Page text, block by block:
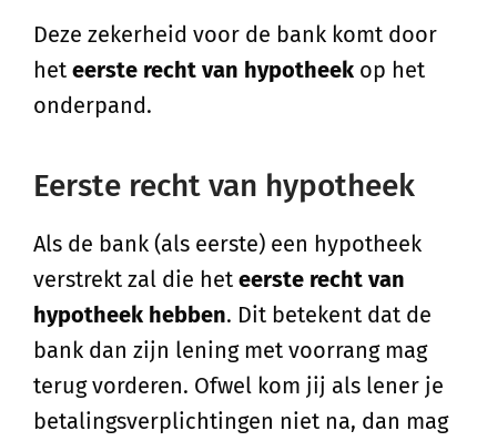
Deze zekerheid voor de bank komt door
het eerste recht van hypotheek op het
onderpand.
Eerste recht van hypotheek
Als de bank (als eerste) een hypotheek
verstrekt zal die het eerste recht van
hypotheek hebben. Dit betekent dat de
bank dan zijn lening met voorrang mag
terug vorderen. Ofwel kom jij als lener je
betalingsverplichtingen niet na, dan mag